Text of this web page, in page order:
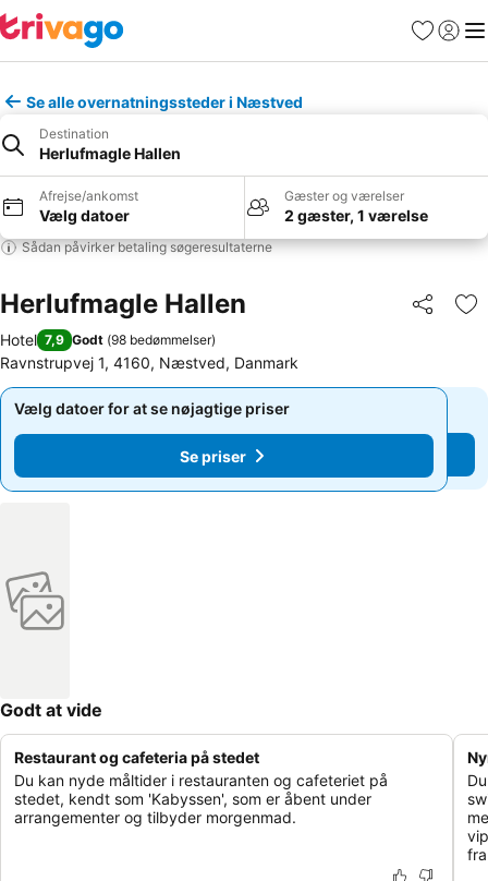
Favoritter
Log ind
Se alle overnatningssteder i Næstved
Destination
Herlufmagle Hallen
Afrejse/ankomst
Vælg datoer
Gæster og værelser
2 gæster, 1 værelse
Sådan påvirker betaling søgeresultaterne
Herlufmagle Hallen Del
Hotel 7,9 Godt (98 bedømmelser)
Ravnstrupvej 1, 4160, Næstved, Danmark
Vælg datoer for at se nøjagtige priser
Se priser
Vælg datoer for at se nøjagtige priser
Se priser
Godt at vide
Restaurant og cafeteria på stedet
Du kan nyde måltider i restauranten og cafeteriet på
stedet, kendt som 'Kabyssen', som er åbent under
arrangementer og tilbyder morgenmad.